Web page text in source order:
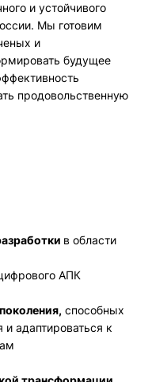
и устойчивого
Мы готовим
и
будущее
продовольственную
в области
АПК
способных
адаптироваться к